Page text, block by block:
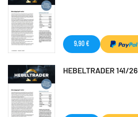
9,90 €
HEBELTRADER 141/26